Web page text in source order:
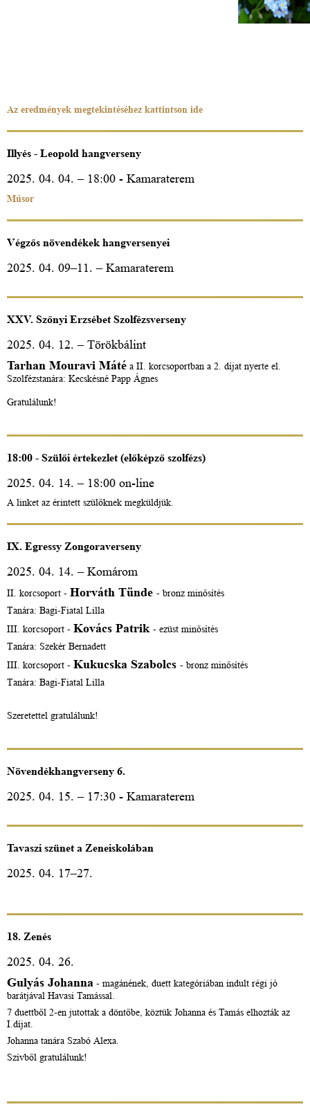
Az eredmények megtekintéséhez kattintson ide
Illyés - Leopold hangverseny
2025. 04. 04. – 18:00 - Kamaraterem
Műsor
Végzős növendékek hangversenyei
2025. 04. 09–11. – Kamaraterem
XXV. Szőnyi Erzsébet Szolfézsverseny
2025. 04. 12. – Törökbálint
Tarhan Mouravi Máté a II. korcsoportban a 2. díjat nyerte el.
Szolfézstanára: Kecskésné Papp Ágnes
Gratulálunk!
18:00 - Szülői értekezlet (előképző szolfézs)
2025. 04. 14. – 18:00 on-line
A linket az érintett szülőknek megküldjük.
IX. Egressy Zongoraverseny
2025. 04. 14. – Komárom
II. korcsoport - Horváth Tünde - bronz minősítés
Tanára: Bagi-Fiatal Lilla
III. korcsoport - Kovács Patrik - ezüst minősítés
Tanára: Szekér Bernadett
III. korcsoport - Kukucska Szabolcs - bronz minősítés
Tanára: Bagi-Fiatal Lilla
Szeretettel gratulálunk!
Növendékhangverseny 6.
2025. 04. 15. – 17:30 - Kamaraterem
Tavaszi szünet a Zeneiskolában
2025. 04. 17–27.
18. Zenés
2025. 04. 26.
Gulyás Johanna - magánének, duett kategóriában indult régi jó
barátjával Havasi Tamással.
7 duettből 2-en jutottak a döntőbe, köztük Johanna és Tamás elhozták az
I.díjat.
Johanna tanára Szabó Alexa.
Szívből gratulálunk!